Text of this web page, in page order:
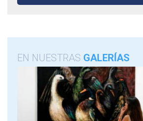
EN NUESTRAS GALERÍAS